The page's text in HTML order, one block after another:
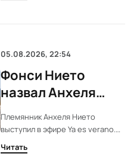
перелёта.
05.08.2026, 22:54
Фонси Нието
назвал Анхеля
Нието отцом
Племянник Анхеля Нието
выступил в эфире Ya es verano.
Он говорил о дяде как об отце.
Речь шла о ценностях, памяти и
Читать